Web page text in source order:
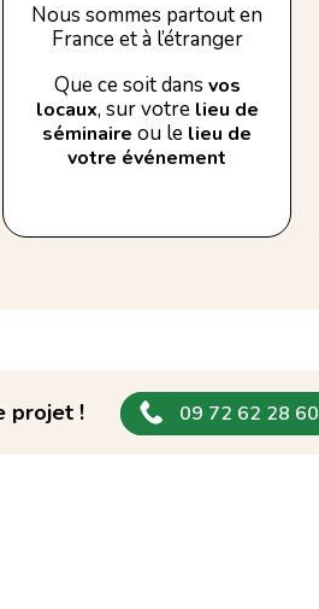
Nous sommes partout en
France et à l’étranger
Que ce soit dans vos
locaux, sur votre lieu de
séminaire ou le lieu de
votre événement
projet ! 09 72 62 28 60